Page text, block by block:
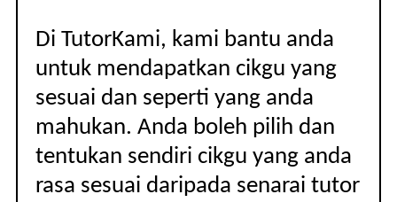
Di TutorKami, kami bantu anda
untuk mendapatkan cikgu yang
sesuai dan seperti yang anda
mahukan. Anda boleh pilih dan
tentukan sendiri cikgu yang anda
rasa sesuai daripada senarai tutor